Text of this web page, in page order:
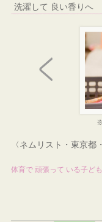
洗濯して 良い香りへ
〈ネムリスト・東京
体育で 頑張って いる子ど